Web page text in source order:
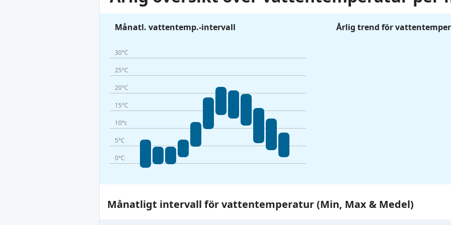
Månatl. vattentemp.-intervall
30°C
25°C
20°C
15°C
10°c
5°C
0°C
Årlig trend för
Månatligt intervall för vattentemperatur (Min, Max & Medel)